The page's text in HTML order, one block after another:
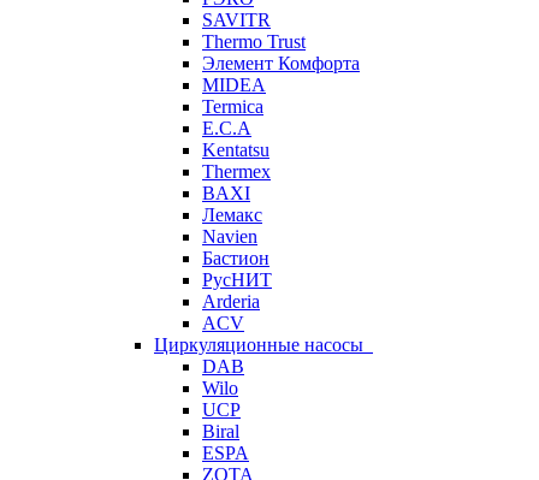
SAVITR
Thermo Trust
Элемент Комфорта
MIDEA
Termica
E.C.A
Kentatsu
Thermex
BAXI
Лемакс
Navien
Бастион
РусНИТ
Arderia
ACV
Циркуляционные насосы
DAB
Wilo
UCP
Biral
ESPA
ZOTA